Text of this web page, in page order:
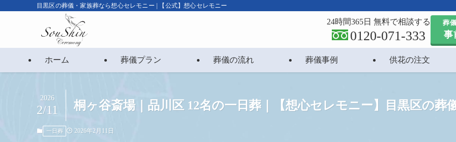
目黒区の葬儀・家族葬なら想心セレモニー | 【公式】想心セレモニー
ホーム 葬儀プラン 葬儀の流れ 葬儀事例 供花の注文
24時間365日 無料で相談する
0120-071-333
葬
事
桐ヶ谷斎場｜品川区 12名の一日葬｜【想心セレモニー】目黒区の葬
2026
2/11
一日葬 2026年2月11日